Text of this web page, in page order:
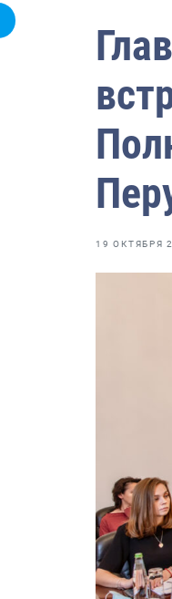
Отраслевые СМИ
Выставки и конференции
Рыбоохрана России
Отрасль в цифрах
Большая африканская
Укрепление духовно-
19 ОКТЯБРЯ